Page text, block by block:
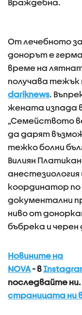
Враждебна.
От лечебното
донорът е
време на
получава тежък
dariknews.
жената изпада
„Семейството
да дарят
тежко болни
Вилиян
анестезиология
координатор
документални
ниво от
бъбрека и черен
Новините на
NOVA- в
последвайте ни.
страницата ни